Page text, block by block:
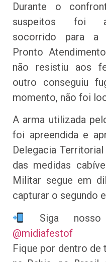
Durante o
suspeitos foi
socorrido para a
Pronto
não resistiu aos
outro conseguiu
momento, não foi
A arma utilizada
foi apreendida e
Delegacia
das medidas
Militar segue em
capturar o segundo
Siga nosso
@midiafestof
Fique por dentro de